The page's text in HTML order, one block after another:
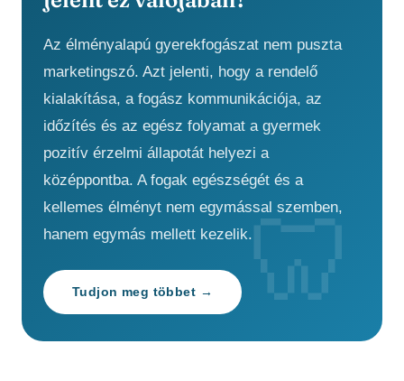
Az élményalapú gyerekfogászat nem puszta
marketingszó. Azt jelenti, hogy a rendelő
kialakítása, a fogász kommunikációja, az
időzítés és az egész folyamat a gyermek
pozitív érzelmi állapotát helyezi a
középpontba. A fogak egészségét és a
kellemes élményt nem egymással szemben,
hanem egymás mellett kezelik.
Tudjon meg többet →